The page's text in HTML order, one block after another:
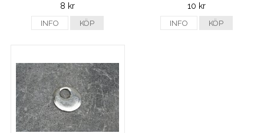
8 kr
INFO KÖP
10 kr
INFO KÖP